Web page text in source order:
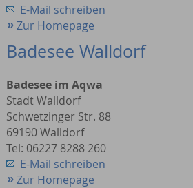
E-Mail schreiben
Zur Homepage
Badesee Walldorf
Badesee im Aqwa
Stadt Walldorf
Schwetzinger Str. 88
69190 Walldorf
Tel: 06227 8288 260
E-Mail schreiben
Zur Homepage